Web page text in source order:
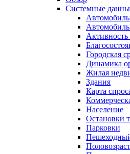
Системные
Активность
Городская
Динамика
Жилая
Здания
Карта
Население
Остановки
Парковки